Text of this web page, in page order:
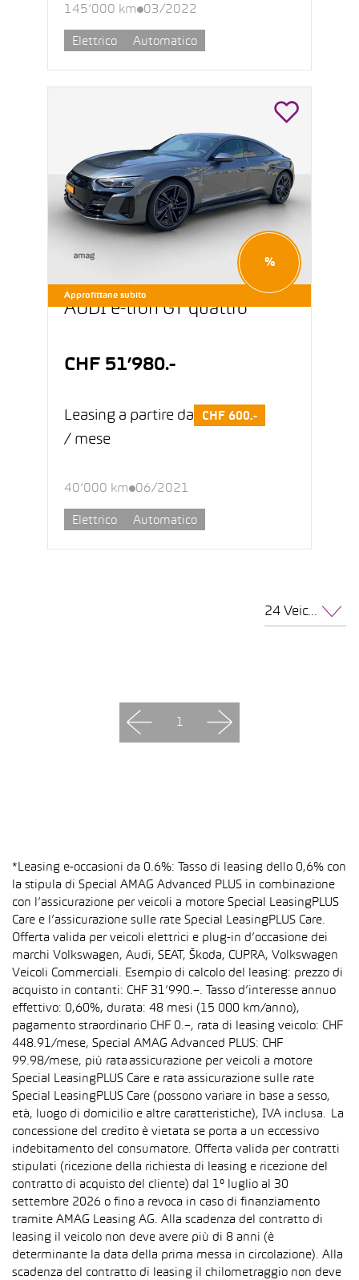
145’000 km 03/2022
Elettrico Automatico
Approfittane subito
%
AUDI e-tron GT quattro
CHF 51’980.-
Leasing a partire da CHF 600.-
/ mese
40’000 km 06/2021
Elettrico Automatico
24 Veicoli per pagina
1
*Leasing e-occasioni da 0.6%: Tasso di leasing dello 0,6% con
la stipula di Special AMAG Advanced PLUS in combinazione
con l’assicurazione per veicoli a motore Special LeasingPLUS
Care e l’assicurazione sulle rate Special LeasingPLUS Care.
Offerta valida per veicoli elettrici e plug-in d’occasione dei
marchi Volkswagen, Audi, SEAT, Škoda, CUPRA, Volkswagen
Veicoli Commerciali. Esempio di calcolo del leasing: prezzo di
acquisto in contanti: CHF 31’990.–. Tasso d’interesse annuo
effettivo: 0,60%, durata: 48 mesi (15 000 km/anno),
pagamento straordinario CHF 0.–, rata di leasing veicolo: CHF
448.91/mese, Special AMAG Advanced PLUS: CHF
99.98/mese, più rata assicurazione per veicoli a motore
Special LeasingPLUS Care e rata assicurazione sulle rate
Special LeasingPLUS Care (possono variare in base a sesso,
età, luogo di domicilio e altre caratteristiche), IVA inclusa. La
concessione del credito è vietata se porta a un eccessivo
indebitamento del consumatore. Offerta valida per contratti
stipulati (ricezione della richiesta di leasing e ricezione del
contratto di acquisto del cliente) dal 1° luglio al 30
settembre 2026 o fino a revoca in caso di finanziamento
tramite AMAG Leasing AG. Alla scadenza del contratto di
leasing il veicolo non deve avere più di 8 anni (è
determinante la data della prima messa in circolazione). Alla
scadenza del contratto di leasing il chilometraggio non deve